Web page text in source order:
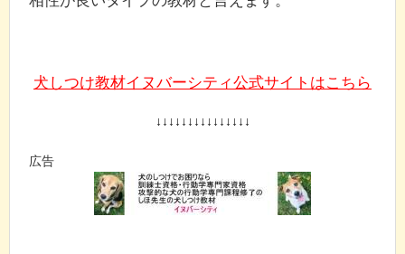
犬しつけ教材イヌバーシティ公式サイトはこちら
↓↓↓↓↓↓↓↓↓↓↓↓↓↓↓
広告